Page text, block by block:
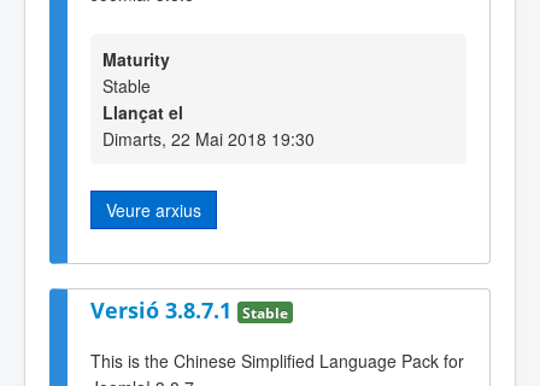
Maturity
Stable
Llançat el
Dimarts, 22 Mai 2018 19:30
Veure arxius
Versió 3.8.7.1 Stable
This is the Chinese Simplified Language Pack for